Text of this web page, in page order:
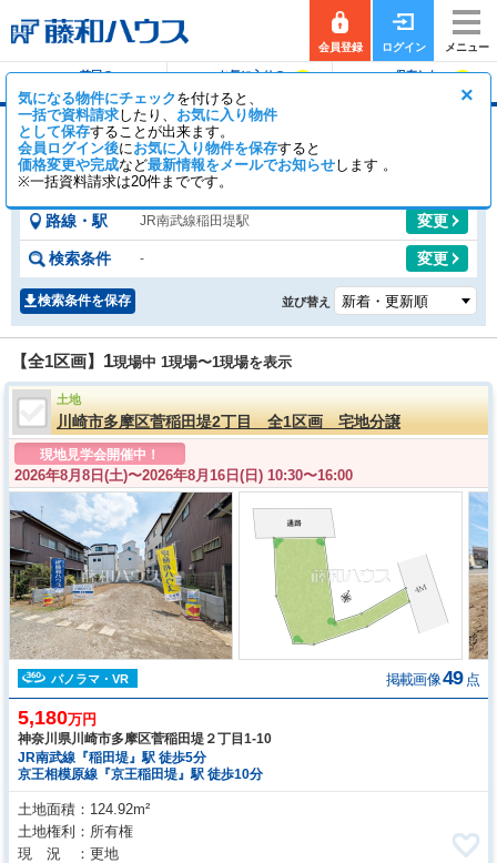
会員登録 ログイン メニュー
前回の
お気に入りの
保存した
×
気になる物件にチェックを付けると、
一括で資料請求したり、 お気に入り物件
として保存することが出来ます。
会員ログイン後にお気に入り物件を保存すると
価格変更や完成など最新情報をメールでお知らせします 。
※一括資料請求は20件までです。
稲田堤駅の土地
【全1区画】 一般公開1区画 会員公開0区画
路線・駅 JR南武線稲田堤駅 変更
検索条件 - 変更
検索条件を保存 並び替え
【全1区画】 1現場中 1現場〜1現場を表示
土地
川崎市多摩区菅稲田堤2丁目 全1区画 宅地分譲
現地見学会開催中！
2026年8月8日(土)〜2026年8月16日(日) 10:30〜16:00
パノラマ・VR 掲載画像49 点
5,180万円
神奈川県川崎市多摩区菅稲田堤２丁目1-10
JR南武線『稲田堤』駅 徒歩5分
京王相模原線『京王稲田堤』駅 徒歩10分
土地面積
124.92m²
土地権利
所有権
現 況
更地